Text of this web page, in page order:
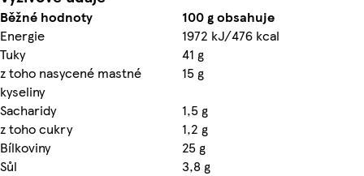
Běžné hodnoty
100 g obsahuje
Energie
1972 kJ/476 kcal
Tuky
41 g
z toho nasycené mastné
kyseliny
15 g
Sacharidy
1,5 g
z toho cukry
1,2 g
Bílkoviny
25 g
Sůl
3,8 g